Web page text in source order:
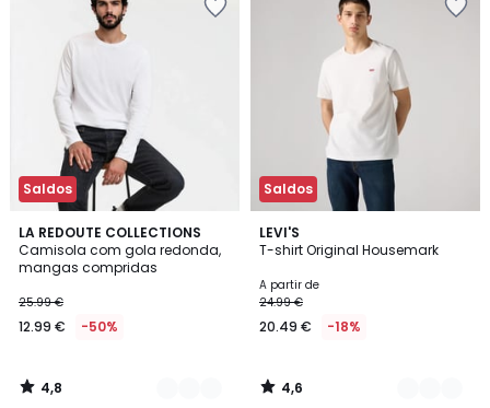
Saldos
LA REDOUTE COLLECTIONS
Camisola com gola redonda,
mangas compridas
€
em
de
25.99
25.99 €
12.99 € -50%
4,8
/ 5
4
Cores
4,8
/
Saldos
LEVI'S
T-shirt Original Housemark
A partir de
24.99 €
20.49 € -18%
4,6
/ 5
3
Cores
4,6
/